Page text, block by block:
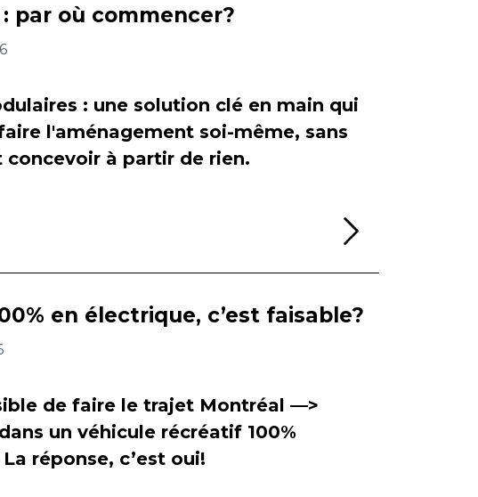
par où commencer?
: une solution clé en main qui
l'aménagement soi-même, sans
concevoir à partir de rien.
en électrique, c’est faisable?
de faire le trajet Montréal —>
un véhicule récréatif 100%
réponse, c’est oui!